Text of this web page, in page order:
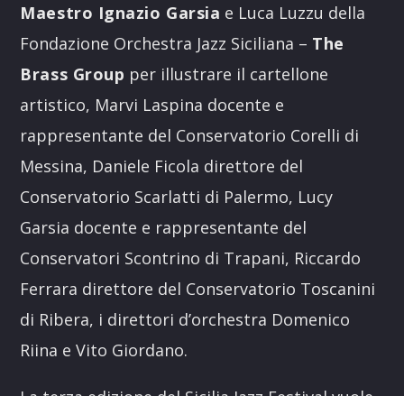
Maestro Ignazio Garsia e Luca Luzzu della
Fondazione Orchestra Jazz Siciliana – The
Brass Group per illustrare il cartellone
artistico, Marvi Laspina docente e
rappresentante del Conservatorio Corelli di
Messina, Daniele Ficola direttore del
Conservatorio Scarlatti di Palermo, Lucy
Garsia docente e rappresentante del
Conservatori Scontrino di Trapani, Riccardo
Ferrara direttore del Conservatorio Toscanini
di Ribera, i direttori d’orchestra Domenico
Riina e Vito Giordano.